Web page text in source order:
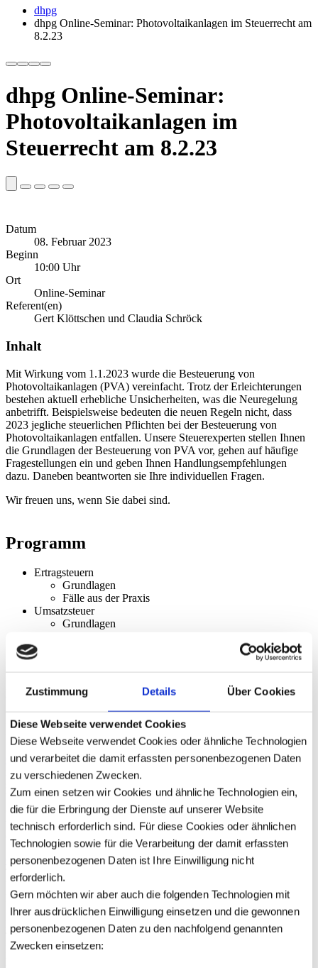
Zustimmung Details Über Cookies
Details
Diese Webseite verwendet Cookies
Diese Webseite verwendet Cookies oder ähnliche Technologien
und verarbeitet die damit erfassten personenbezogenen Daten
zu verschiedenen Zwecken.
Zum einen setzen wir Cookies und ähnliche Technologien ein,
die für die Erbringung der Dienste auf unserer Website
technisch erforderlich sind. Für diese Cookies oder ähnlichen
Technologien sowie für die Verarbeitung der damit erfassten
personenbezogenen Daten ist Ihre Einwilligung nicht
erforderlich.
Gern möchten wir aber auch die folgenden Technologien mit
Ihrer ausdrücklichen Einwilligung einsetzen und die gewonnen
personenbezogenen Daten zu den nachfolgend genannten
Zwecken einsetzen:
dhpg
dhpg Online-Seminar: Photovoltaikanlagen im Steuerrecht am
8.2.23
dhpg Online-Seminar:
Photovoltaikanlagen im
Steuerrecht am 8.2.23
Datum
08. Februar 2023
Beginn
10:00 Uhr
Ort
Online-Seminar
Referent(en)
Gert Klöttschen und Claudia Schröck
Inhalt
Mit Wirkung vom 1.1.2023 wurde die Besteuerung von
Photovoltaikanlagen (PVA) vereinfacht. Trotz der Erleichterungen
bestehen aktuell erhebliche Unsicherheiten, was die Neuregelung
anbetrifft. Beispielsweise bedeuten die neuen Regeln nicht, dass
2023 jegliche steuerlichen Pflichten bei der Besteuerung von
Photovoltaikanlagen entfallen. Unsere Steuerexperten stellen Ihnen
die Grundlagen der Besteuerung von PVA vor, gehen auf häufige
Fragestellungen ein und geben Ihnen Handlungsempfehlungen
dazu. Daneben beantworten sie Ihre individuellen Fragen.
Wir freuen uns, wenn Sie dabei sind.
Programm
Ertragsteuern
Grundlagen
Fälle aus der Praxis
Umsatzsteuer
Grundlagen
Bauabzugsteuer
Ihre Fragen
Kurzfristig berücksichtigen wir auch den am 26.1.2023
veröffentlichten Entwurf eines BMF-Schreibens zum Nullsteuersatz.
Ihre Referent:innen
Gert Klöttschenist Steuerberater bei der dhpg und Experte für
nationales und internationales
bei grenzüberschreitenden Liefer- und Leistungsbeziehungen
(Reihengeschäfte, Versandhandel, Montagen, E-Commerce) sowie
umsatzsteuerliche Fragestellungen der Immobilienwirtschaft
Claudia Schröckist Steuerberaterin bei der dhpg. Zu einem Ihrer
Tätigkeitsschwerpunkte zählt die
betriebswirtschaftliche Beratung mittelständischer Unternehmen.
Darüber hinaus erstellt sie private und betriebliche
Steuererklärungen sowie Jahresabschlüsse und
Einnahmenüberschussrechnungen. Ein weiterer Schwerpunkt ihrer
Tätigkeiten liegt in der steuerlichen Beratung von Unternehmen zu
Fragen der Unternehmensnachfolge oder Umstrukturierungen.